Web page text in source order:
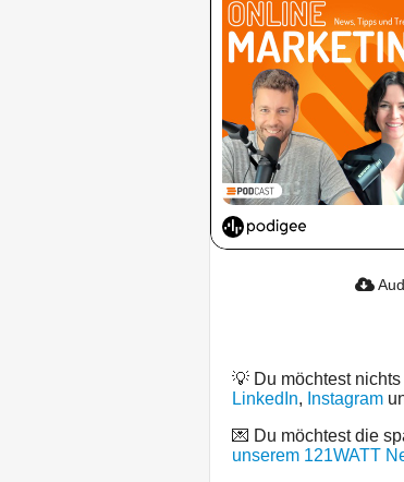
💡 Du möchtest
LinkedIn, Instagram
💌 Du möchtest die
unserem 121WATT